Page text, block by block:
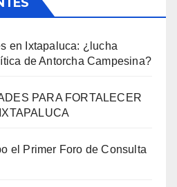
en Ixtapaluca: ¿lucha
de Antorcha Campesina?
PARA FORTALECER
el Primer Foro de Consulta